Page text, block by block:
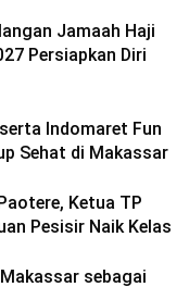
Jamaah Haji
Persiapkan Diri
Indomaret Fun
Sehat di Makassar
Ketua TP
Pesisir Naik Kelas
sebagai